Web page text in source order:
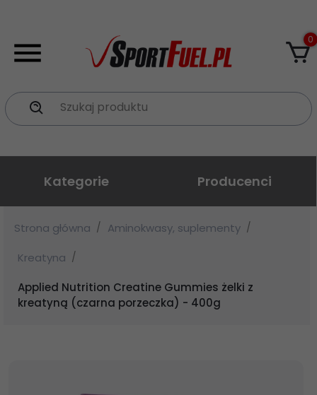
Szukaj produktu
0
Kategorie Producenci
Strona główna
Aminokwasy, suplementy
Kreatyna
Applied Nutrition Creatine Gummies żelki z
kreatyną (czarna porzeczka) - 400g